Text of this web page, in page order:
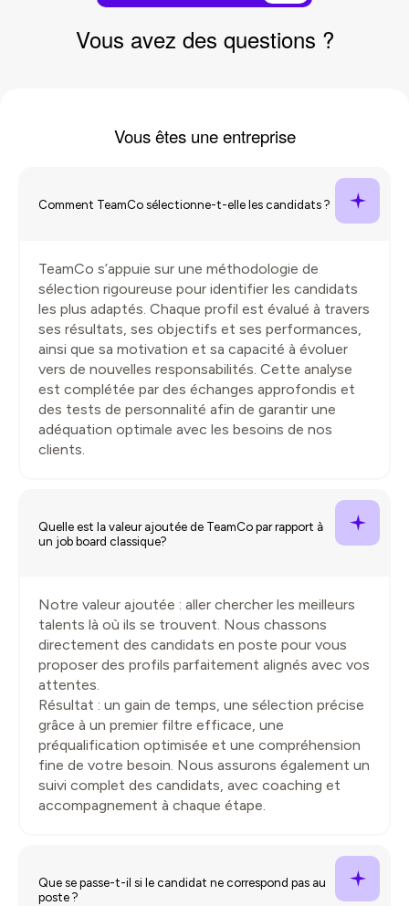
Vous avez des questions ?
Vous êtes uneentreprise
Comment TeamCo sélectionne-t-elle les candidats ?
TeamCo s’appuie sur une méthodologie de
sélection rigoureuse pour identifier les candidats
les plus adaptés. Chaque profil est évalué à travers
ses résultats, ses objectifs et ses performances,
ainsi que sa motivation et sa capacité à évoluer
vers de nouvelles responsabilités. Cette analyse
est complétée par des échanges approfondis et
des tests de personnalité afin de garantir une
adéquation optimale avec les besoins de nos
clients.
Quelle est la valeur ajoutée de TeamCo par rapport à
un job board classique?
Notre valeur ajoutée : aller chercher les meilleurs
talents là où ils se trouvent. Nous chassons
directement des candidats en poste pour vous
proposer des profils parfaitement alignés avec vos
attentes.
Résultat : un gain de temps, une sélection précise
grâce à un premier filtre efficace, une
préqualification optimisée et une compréhension
fine de votre besoin. Nous assurons également un
suivi complet des candidats, avec coaching et
accompagnement à chaque étape.
Que se passe-t-il si le candidat ne correspond pas au
poste ?